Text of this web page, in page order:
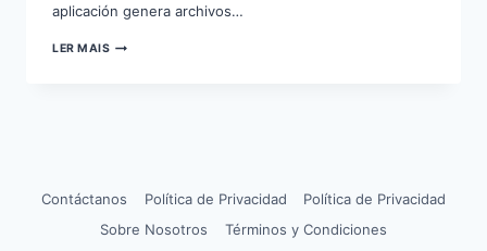
aplicación genera archivos…
LER MAISCÓMO
Contáctanos Política de Privacidad
Política de Privacidad
Sobre Nosotros
Términos y Condiciones